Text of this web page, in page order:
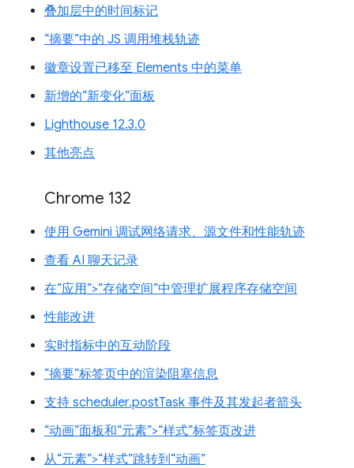
叠加层中的时间标记
“摘要”中的 JS 调用堆栈轨迹
徽章设置已移至 Elements 中的菜单
新增的“新变化”面板
Lighthouse 12.3.0
其他亮点
Chrome 132
使用 Gemini 调试网络请求、源文件和性能轨迹
查看 AI 聊天记录
在“应用”>“存储空间”中管理扩展程序存储空间
性能改进
实时指标中的互动阶段
“摘要”标签页中的渲染阻塞信息
支持 scheduler.postTask 事件及其发起者箭头
“动画”面板和“元素”>“样式”标签页改进
从“元素”>“样式”跳转到“动画”